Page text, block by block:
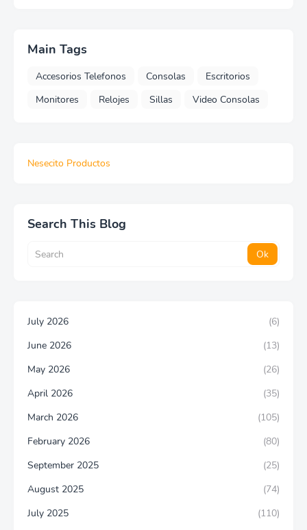
Main Tags
Accesorios Telefonos Consolas
Escritorios
Monitores
Relojes Sillas Video Consolas
Nesecito Productos
Search This Blog
July 2026
(6)
June 2026
(13)
May 2026
(26)
April 2026
(35)
March 2026
(105)
February 2026
(80)
September 2025
(25)
August 2025
(74)
July 2025
(110)